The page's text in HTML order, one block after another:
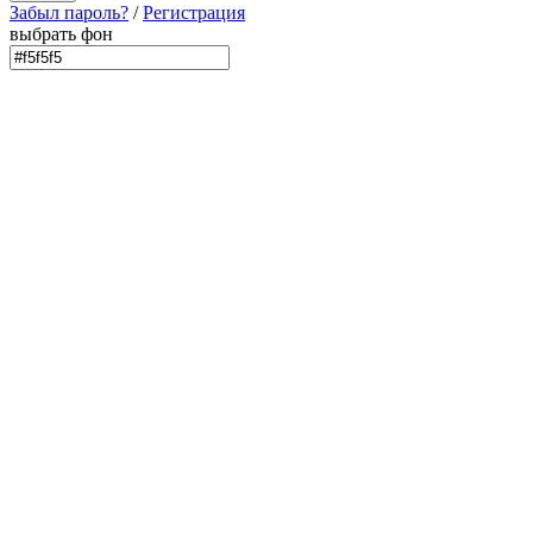
Забыл пароль? /Регистрация
выбрать фон